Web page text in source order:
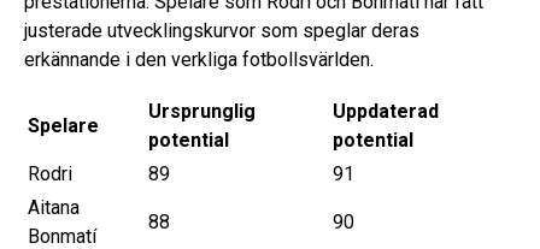
justerade utvecklingskurvor som speglar deras
erkännande i den verkliga fotbollsvärlden.
Spelare
Ursprunglig
potential
Uppdaterad
potential
Rodri
89
91
Aitana
Bonmatí
88 90